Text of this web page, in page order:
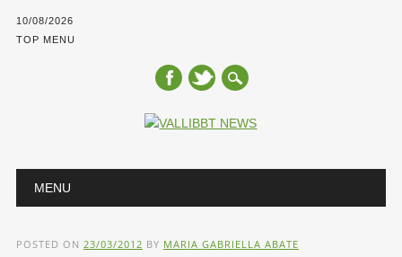
10/08/2026
TOP MENU
Main menu
MENU
POSTED ON 23/03/2012 BY MARIA GABRIELLA ABATE